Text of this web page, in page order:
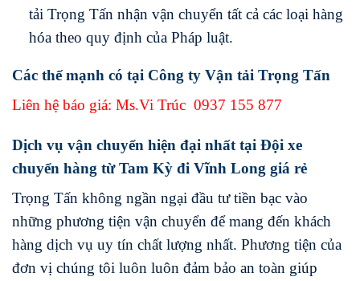
tải Trọng Tấn nhận vận chuyển tất cả các loại hàng
hóa theo quy định của Pháp luật.
Các thế mạnh có tại Công ty Vận tải Trọng Tấn
Liên hệ báo giá: Ms.Vi Trúc 0937 155 877
Dịch vụ vận chuyển hiện đại nhất tại Đội xe
chuyển hàng từ Tam Kỳ đi Vĩnh Long giá rẻ
Trọng Tấn không ngần ngại đầu tư tiền bạc vào
những phương tiện vận chuyển để mang đến khách
hàng dịch vụ uy tín chất lượng nhất. Phương tiện của
đơn vị chúng tôi luôn luôn đảm bảo an toàn giúp